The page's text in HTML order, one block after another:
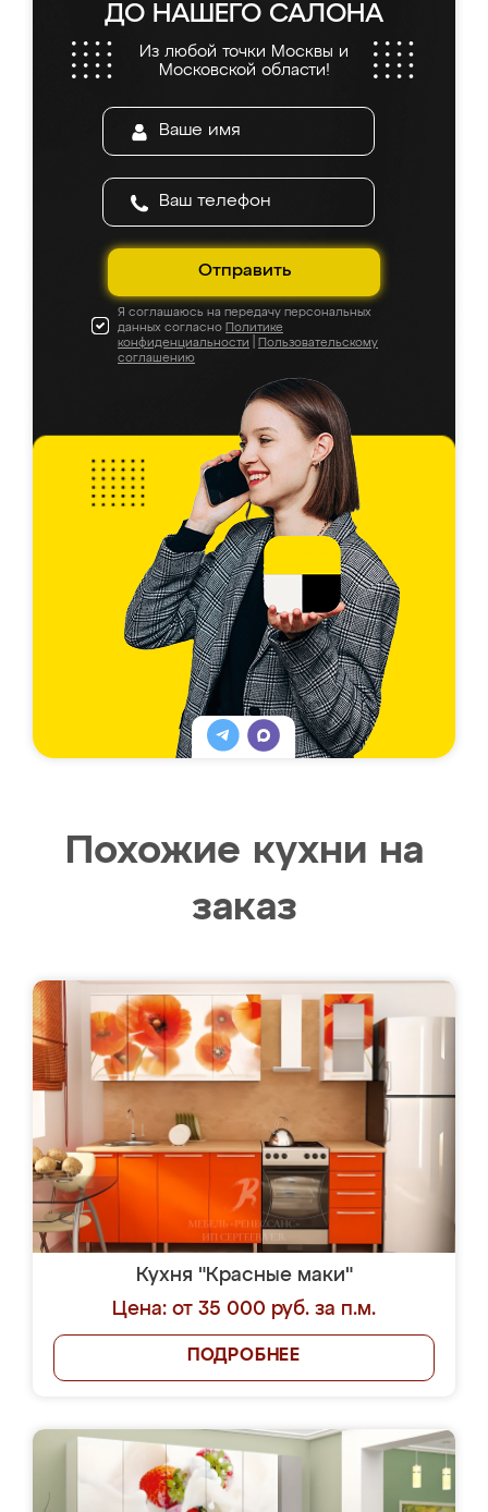
ДО НАШЕГО САЛОНА
Из любой точки Москвы и
Московской области!
Отправить
Я соглашаюсь на передачу персональных
данных согласно Политике
конфиденциальности
Пользовательскому
соглашению
Похожие кухни на
заказ
Кухня "Красные маки"
Цена: от 35 000 руб. за п.м.
ПОДРОБНЕЕ